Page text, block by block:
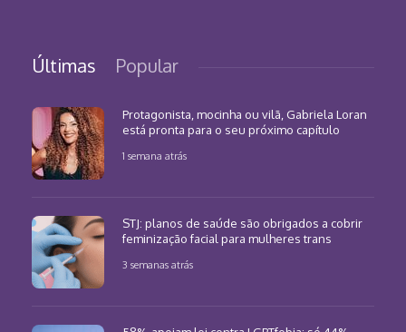
Últimas Popular
Protagonista, mocinha ou vilã, Gabriela Loran
está pronta para o seu próximo capítulo
1 semana atrás
STJ: planos de saúde são obrigados a cobrir
feminização facial para mulheres trans
3 semanas atrás